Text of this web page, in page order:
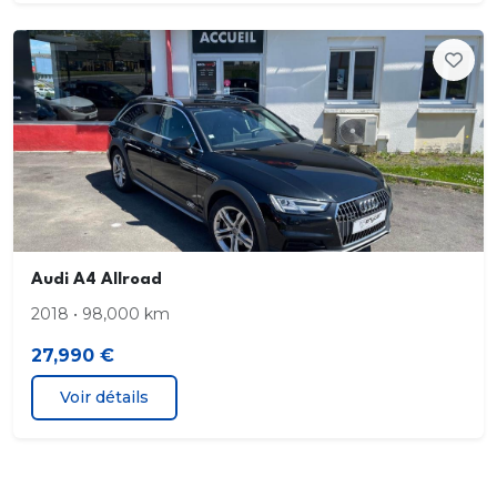
Appuis lombaires à 4 axes pour les sièges AV
Assise et dossier de banquette AR
divisée
rabattable 40/20/40
Audi Connect sécurité et assistance en ligne
Audi Hold Assist
Audi Parking System Plus
Audi A4 Allroad
2018 • 98,000 km
27,990 €
Voir détails